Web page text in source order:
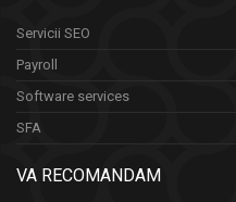
Servicii SEO
Payroll
Software services
SFA
VA RECOMANDAM